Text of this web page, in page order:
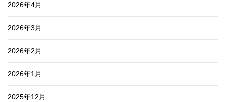
2026年4月
2026年3月
2026年2月
2026年1月
2025年12月